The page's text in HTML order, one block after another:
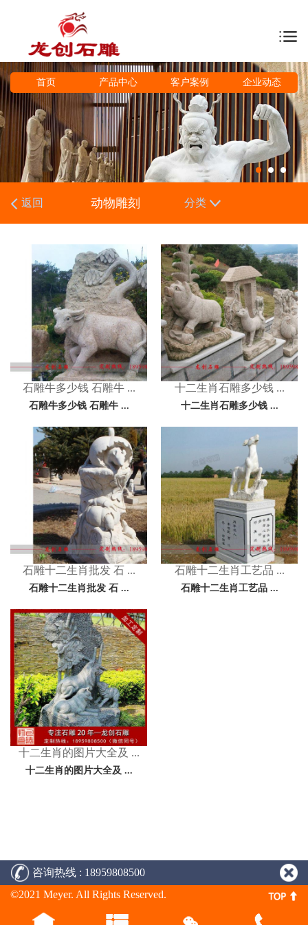
首页 产品中心 客户案例 企业动态
返回 动物雕刻 分类
石雕牛多少钱 石雕牛 ...
石雕牛多少钱 石雕牛 ...
石雕十二生肖批发 石 ...
石雕十二生肖批发 石 ...
十二生肖的图片大全及 ...
十二生肖的图片大全及 ...
十二生肖石雕多少钱 ...
十二生肖石雕多少钱 ...
石雕十二生肖工艺品 ...
石雕十二生肖工艺品 ...
咨询热线 : 18959808500
©2021 Meyer. All Rights Reserved.